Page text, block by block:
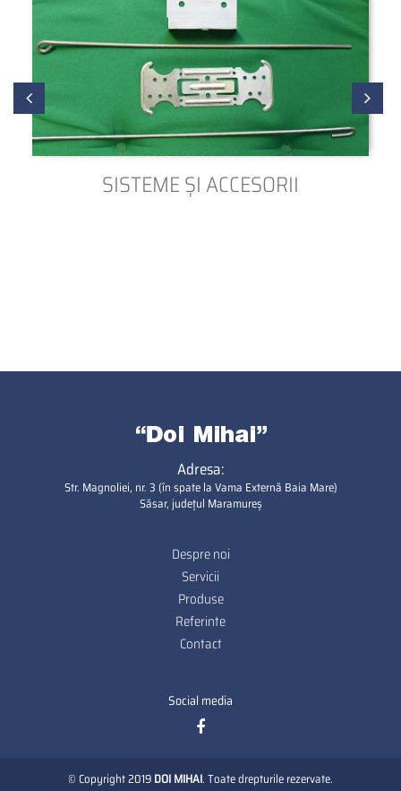
SISTEME ȘI ACCESORII
Adresa:
Str. Magnoliei, nr. 3 (în spate la Vama Externă Baia Mare)
Săsar, județul Maramureș
Despre noi
Servicii
Produse
Referinte
Contact
Social media
© Copyright 2019DOI MIHAI. Toate drepturile rezervate.